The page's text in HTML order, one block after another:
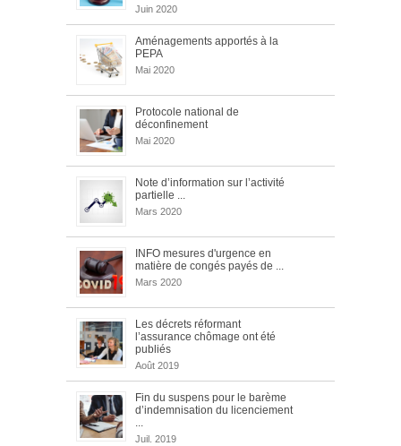
Juin 2020
Aménagements apportés à la
PEPA
Mai 2020
Protocole national de
déconfinement
Mai 2020
Note d’information sur l’activité
partielle ...
Mars 2020
INFO mesures d'urgence en
matière de congés payés de ...
Mars 2020
Les décrets réformant
l’assurance chômage ont été
publiés
Août 2019
Fin du suspens pour le barème
d’indemnisation du licenciement
...
Juil. 2019